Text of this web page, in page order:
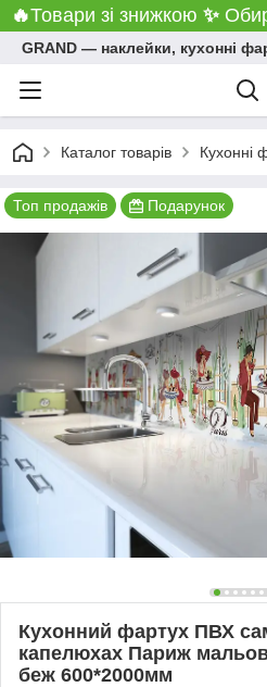
🔥Товари зі знижкою ✨
GRAND ― наклейки, кухонні
Каталог товарів Кухонні
Топ продажів Подарунок
Кухонний фартух ПВХ
капелюхах Париж
беж 600*2000мм